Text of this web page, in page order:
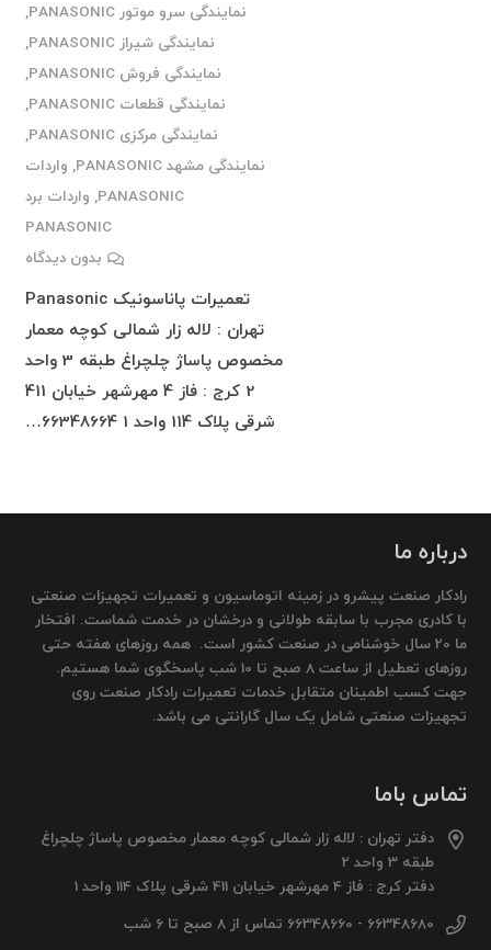
نمایندگی سرو موتور PANASONIC
,
نمایندگی شیراز PANASONIC
,
نمایندگی فروش PANASONIC
,
نمایندگی قطعات PANASONIC
,
نمایندگی مرکزی PANASONIC
,
نمایندگی مشهد PANASONIC
, واردات
PANASONIC
, واردات برد
PANASONIC
بدون دیدگاه
تعمیرات پاناسونیک Panasonic
تهران : لاله زار شمالی کوچه معمار
مخصوص پاساژ چلچراغ طبقه 3 واحد
2 کرج : فاز 4 مهرشهر خیابان 411
شرقی پلاک 114 واحد 1 66348664…
درباره ما
رادکار صنعت پیشرو در زمینه اتوماسیون و تعمیرات تجهیزات صنعتی
با کادری مجرب با سابقه طولانی و درخشان در خدمت شماست. افتخار
ما 20 سال خوشنامی در صنعت کشور است. همه روزهای هفته حتی
روزهای تعطیل از ساعت 8 صبح تا 10 شب پاسخگوی شما هستیم.
جهت کسب اطمینان متقابل خدمات تعمیرات رادکار صنعت روی
تجهیزات صنعتی شامل یک سال گارانتی می باشد.
تماس باما
دفتر تهران : لاله زار شمالی کوچه معمار مخصوص پاساژ چلچراغ
طبقه 3 واحد 2
دفتر کرج : فاز 4 مهرشهر خیابان 411 شرقی پلاک 114 واحد 1
66348680 - 66348660 تماس از 8 صبح تا 6 شب